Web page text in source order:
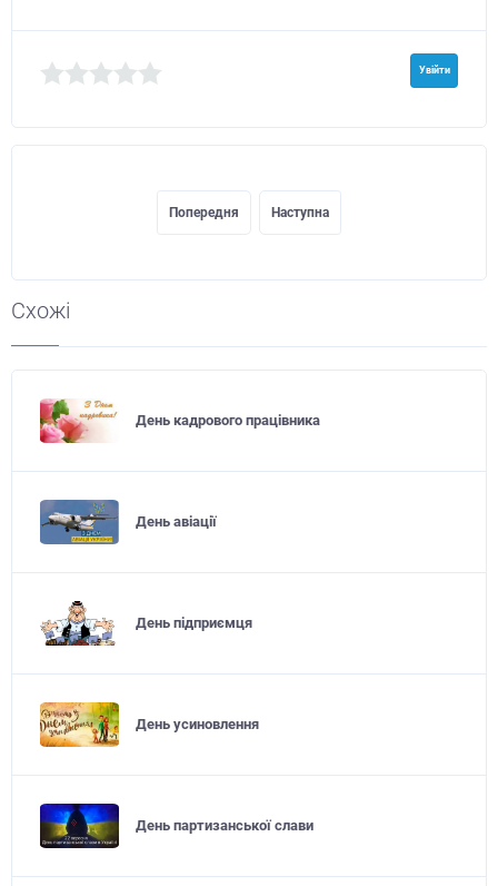
Увійти
Попередня Наступна
Схожі
День кадрового працівника
День авіації
День підприємця
День усиновлення
День партизанської слави